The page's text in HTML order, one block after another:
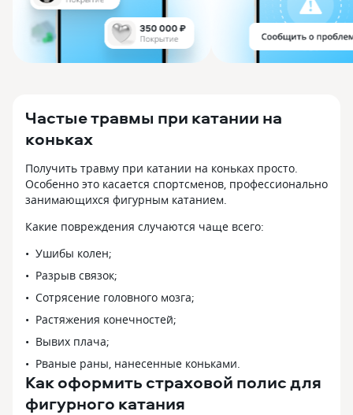
Частые травмы при катании на
коньках
Получить травму при катании на коньках просто.
Особенно это касается спортсменов, профессионально
занимающихся фигурным катанием.
Какие повреждения случаются чаще всего:
Ушибы колен;
Разрыв связок;
Сотрясение головного мозга;
Растяжения конечностей;
Вывих плача;
Рваные раны, нанесенные коньками.
Как оформить страховой полис для
фигурного катания